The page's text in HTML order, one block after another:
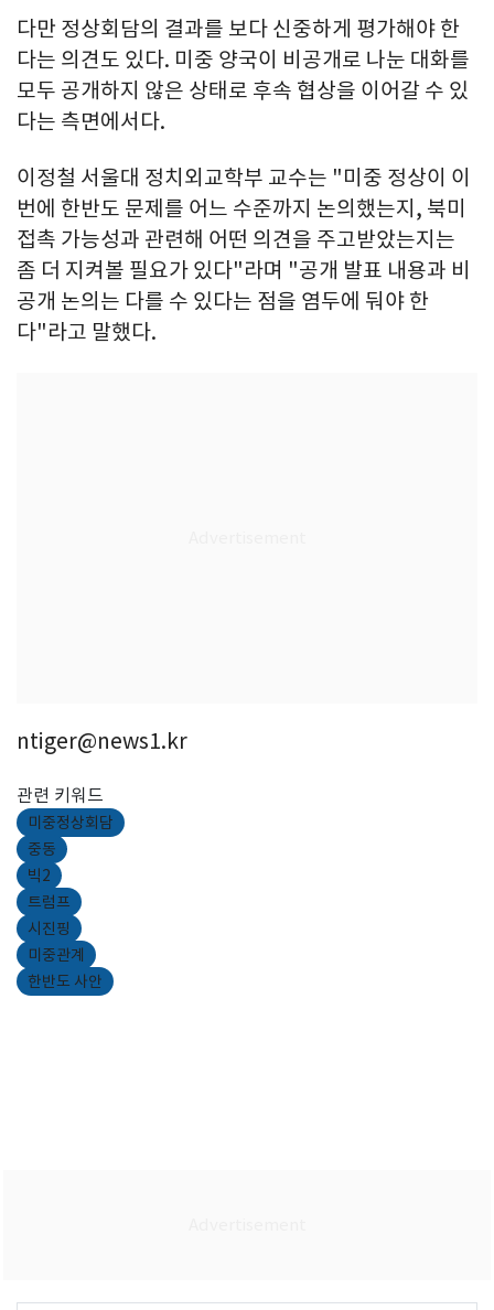
다만 정상회담의 결과를 보다 신중하게 평가해야 한
다는 의견도 있다. 미중 양국이 비공개로 나눈 대화를
모두 공개하지 않은 상태로 후속 협상을 이어갈 수 있
다는 측면에서다.
이정철 서울대 정치외교학부 교수는 "미중 정상이 이
번에 한반도 문제를 어느 수준까지 논의했는지, 북미
접촉 가능성과 관련해 어떤 의견을 주고받았는지는
좀 더 지켜볼 필요가 있다"라며 "공개 발표 내용과 비
공개 논의는 다를 수 있다는 점을 염두에 둬야 한
다"라고 말했다.
ntiger@news1.kr
관련 키워드
미중정상회담
중동
빅2
트럼프
시진핑
미중관계
한반도 사안